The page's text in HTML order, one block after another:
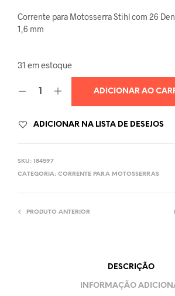
Corrente para Motosserra Stihl com 26
1,6 mm
31 em estoque
ADICIONAR AO
ADICIONAR NA LISTA DE DESEJOS
SKU: 184597
CATEGORIA: CORRENTE PARA MOTOSSERRAS
PRODUTO ANTERIOR
DESCRIÇÃO
INFORMAÇÃO